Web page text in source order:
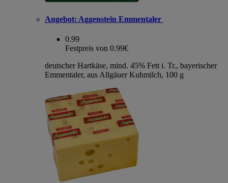
Angebot: Aggenstein Emmentaler
0.99
Festpreis von 0.99€
deutscher Hartkäse, mind. 45% Fett i. Tr., bayerischer
Emmentaler, aus Allgäuer Kuhmilch, 100 g